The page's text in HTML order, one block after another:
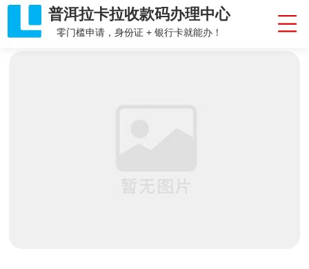
普洱拉卡拉收款码办理中心
零门槛申请，身份证 + 银行卡就能办！